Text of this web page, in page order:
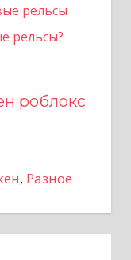
рельсы?
роблокс
, Разное